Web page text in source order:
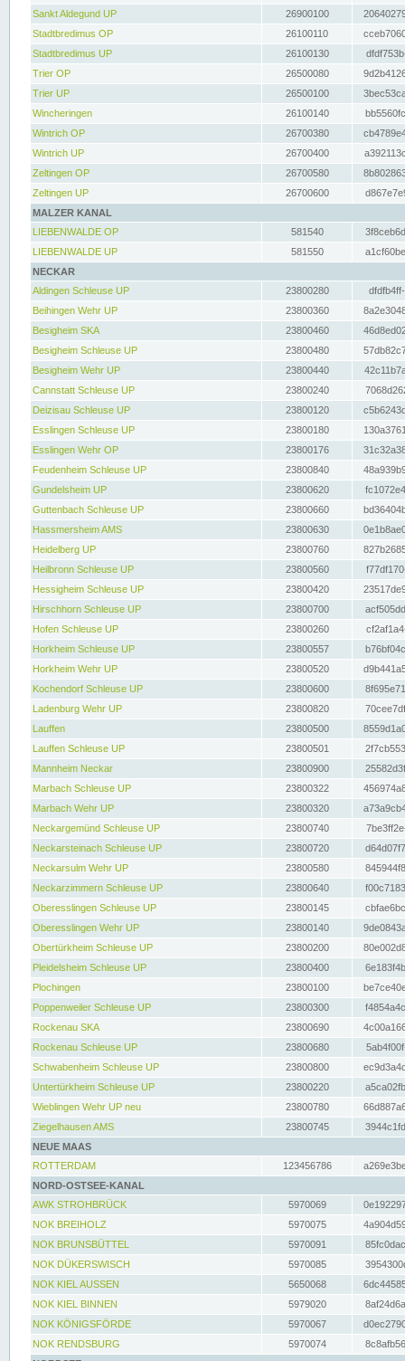
Sankt Aldegund UP
26900100
Stadtbredimus OP
26100110
Stadtbredimus UP
26100130
Trier OP
26500080
Trier UP
26500100
Wincheringen
26100140
Wintrich OP
26700380
Wintrich UP
26700400
Zeltingen OP
26700580
Zeltingen UP
26700600
MALZER KANAL
LIEBENWALDE OP
581540
LIEBENWALDE UP
581550
NECKAR
Aldingen Schleuse UP
23800280
Beihingen Wehr UP
23800360
Besigheim SKA
23800460
Besigheim Schleuse UP
23800480
Besigheim Wehr UP
23800440
Cannstatt Schleuse UP
23800240
Deizisau Schleuse UP
23800120
Esslingen Schleuse UP
23800180
Esslingen Wehr OP
23800176
Feudenheim Schleuse UP
23800840
Gundelsheim UP
23800620
Guttenbach Schleuse UP
23800660
Hassmersheim AMS
23800630
Heidelberg UP
23800760
Heilbronn Schleuse UP
23800560
Hessigheim Schleuse UP
23800420
Hirschhorn Schleuse UP
23800700
Hofen Schleuse UP
23800260
Horkheim Schleuse UP
23800557
Horkheim Wehr UP
23800520
Kochendorf Schleuse UP
23800600
Ladenburg Wehr UP
23800820
Lauffen
23800500
Lauffen Schleuse UP
23800501
Mannheim Neckar
23800900
Marbach Schleuse UP
23800322
Marbach Wehr UP
23800320
Neckargemünd Schleuse UP
23800740
Neckarsteinach Schleuse UP
23800720
Neckarsulm Wehr UP
23800580
Neckarzimmern Schleuse UP
23800640
Oberesslingen Schleuse UP
23800145
Oberesslingen Wehr UP
23800140
Obertürkheim Schleuse UP
23800200
Pleidelsheim Schleuse UP
23800400
Plochingen
23800100
Poppenweiler Schleuse UP
23800300
Rockenau SKA
23800690
Rockenau Schleuse UP
23800680
Schwabenheim Schleuse UP
23800800
Untertürkheim Schleuse UP
23800220
Wieblingen Wehr UP neu
23800780
Ziegelhausen AMS
23800745
NEUE MAAS
ROTTERDAM
123456786
NORD-OSTSEE-KANAL
AWK STROHBRÜCK
5970069
NOK BREIHOLZ
5970075
NOK BRUNSBÜTTEL
5970091
NOK DÜKERSWISCH
5970085
NOK KIEL AUSSEN
5650068
NOK KIEL BINNEN
5979020
NOK KÖNIGSFÖRDE
5970067
NOK RENDSBURG
5970074